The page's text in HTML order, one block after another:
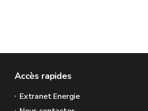
Accès rapides
Extranet Energie